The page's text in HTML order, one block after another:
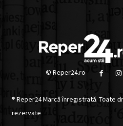
© Reper24.ro
® Reper24 Marcă înregistrată. Toate
rezervate